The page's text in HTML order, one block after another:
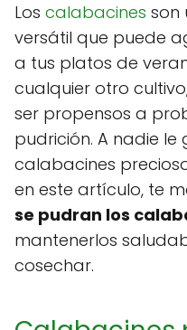
Los calabacines son
versátil que puede
a tus platos de
cualquier otro
ser propensos a
pudrición. A nadie le
calabacines
en este artículo, te
se pudran los
mantenerlos
cosechar.